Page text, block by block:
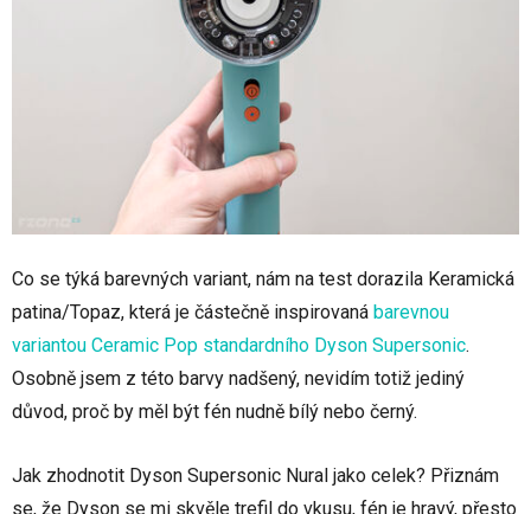
Co se týká barevných variant, nám na test dorazila Keramická
patina/Topaz, která je částečně inspirovaná barevnou
variantou Ceramic Pop standardního Dyson Supersonic.
Osobně jsem z této barvy nadšený, nevidím totiž jediný
důvod, proč by měl být fén nudně bílý nebo černý.
Jak zhodnotit Dyson Supersonic Nural jako celek? Přiznám
se, že Dyson se mi skvěle trefil do vkusu, fén je hravý, přesto